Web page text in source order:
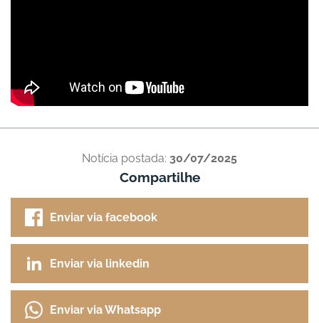
Notícia postada: 30/07/2025
Compartilhe
Enviar via facebook
Enviar via linkedin
Enviar via Whatsapp